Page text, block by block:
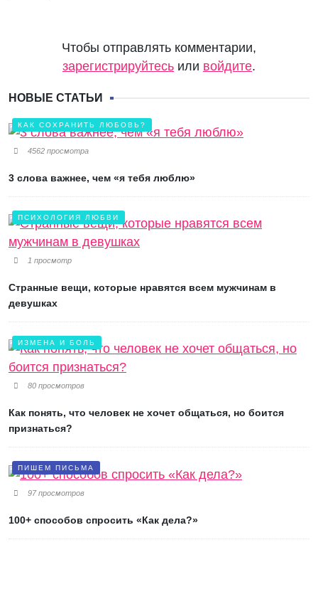
Чтобы отправлять комментарии,
зарегистрируйтесь или войдите.
НОВЫЕ СТАТЬИ
КАК СОХРАНИТЬ ЛЮБОВЬ?
4562 просмотра
3 слова важнее, чем «я тебя люблю»
ПСИХОЛОГИЯ ЛЮБВИ
1 просмотр
Странные вещи, которые нравятся всем мужчинам в
девушках
ИЗМЕНА И БОЛЬ
80 просмотров
Как понять, что человек не хочет общаться, но боится
признаться?
ПИШЕМ ПИСЬМА
97 просмотров
100+ способов спросить «Как дела?»